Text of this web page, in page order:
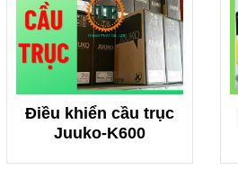
Điều khiển cầu trục
Juuko-K600